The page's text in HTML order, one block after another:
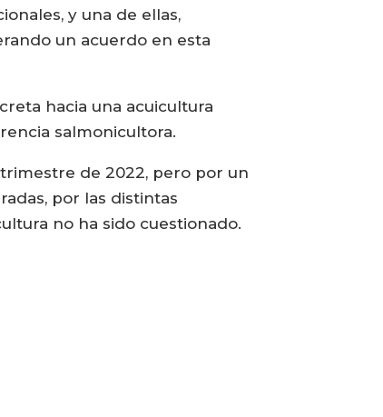
y una de ellas,
un acuerdo en esta
hacia una acuicultura
salmonicultora.
de 2022, pero por un
por las distintas
no ha sido cuestionado.